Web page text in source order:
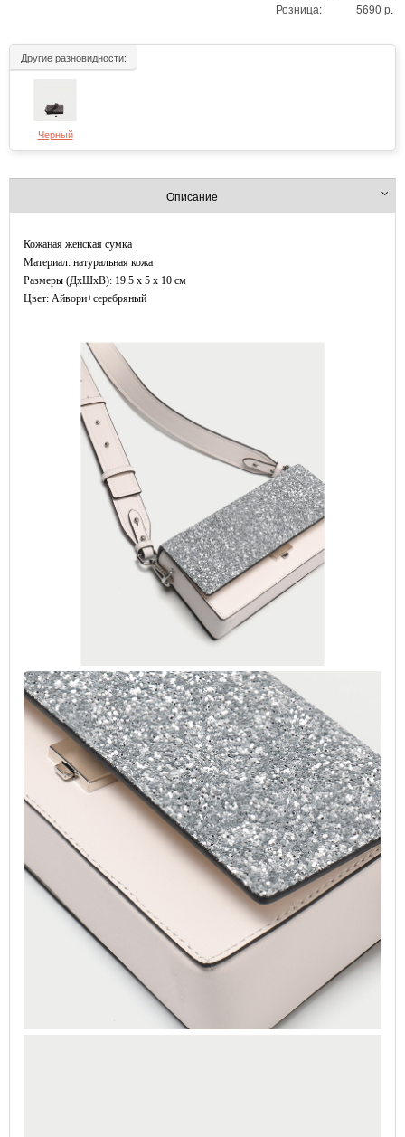
Розница:
5690 р.
Другие разновидности:
Черный
Описание
Кожаная женская сумка
Материал: натуральная кожа
Размеры (ДxШхВ): 19.5 x 5 x 10 см
Цвет: Айвори+серебряный